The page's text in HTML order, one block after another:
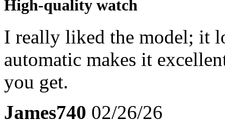
High-quality watch
I really liked the model; it
automatic makes it
you get.
James740 02/26/26